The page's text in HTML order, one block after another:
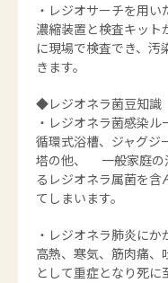
・レジオサーチを用い
濃縮装置と検査キット
に現場で検査でき、汚
きます。
◆レジオネラ菌豆知識
・レジオネラ菌感染ル
循環式浴槽、ジャグジ
塔の他、 一般家庭の
るレジオネラ属菌を含
てしまいます。
・レジオネラ肺炎に
高熱、寒気、筋肉痛、
として重症となり死に